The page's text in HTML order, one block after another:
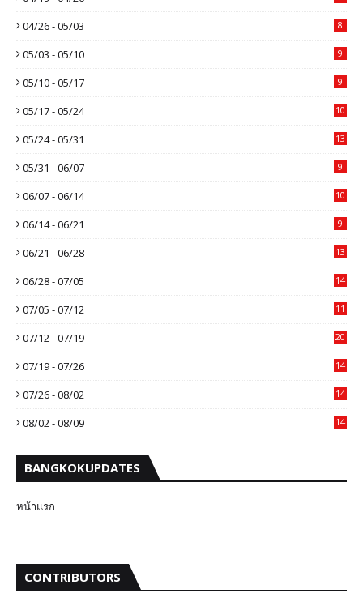
04/26 - 05/03 8
05/03 - 05/10 9
05/10 - 05/17 9
05/17 - 05/24 10
05/24 - 05/31 13
05/31 - 06/07 9
06/07 - 06/14 10
06/14 - 06/21 9
06/21 - 06/28 13
06/28 - 07/05 14
07/05 - 07/12 11
07/12 - 07/19 20
07/19 - 07/26 14
07/26 - 08/02 14
08/02 - 08/09 14
BANGKOKUPDATES
หน้าแรก
CONTRIBUTORS